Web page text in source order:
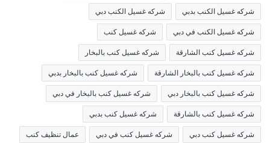
شركه غسيل الكنب بدبي شركه غسيل الكنب دبي
شركه غسيل الكنب في دبي شركه غسيل كنب
شركه غسيل كنب الشارقة شركه غسيل كنب بالبخار
شركه غسيل كنب بالبخار الشارقة شركه غسيل كنب بالبخار بدبي
شركه غسيل كنب بالبخار دبي شركه غسيل كنب بالبخار في دبي
شركه غسيل كنب بالشارقة شركه غسيل كنب بدبي
شركه غسيل كنب دبي شركه غسيل كنب في دبي عمال تنظيف كنب